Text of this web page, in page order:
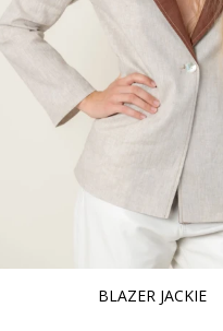
BLAZER JACKIE